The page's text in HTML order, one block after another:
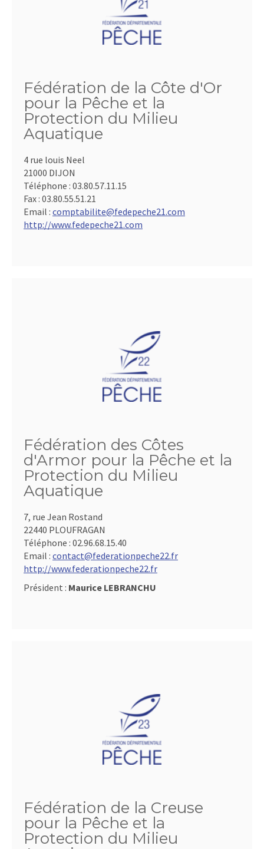
Fédération de la Côte d'Or
pour la Pêche et la
Protection du Milieu
Aquatique
4 rue louis Neel
21000 DIJON
Téléphone : 03.80.57.11.15
Fax : 03.80.55.51.21
Email : comptabilite@fedepeche21.com
http://www.fedepeche21.com
Fédération des Côtes
d'Armor pour la Pêche et la
Protection du Milieu
Aquatique
7, rue Jean Rostand
22440 PLOUFRAGAN
Téléphone : 02.96.68.15.40
Email : contact@federationpeche22.fr
http://www.federationpeche22.fr
Président : Maurice LEBRANCHU
Fédération de la Creuse
pour la Pêche et la
Protection du Milieu